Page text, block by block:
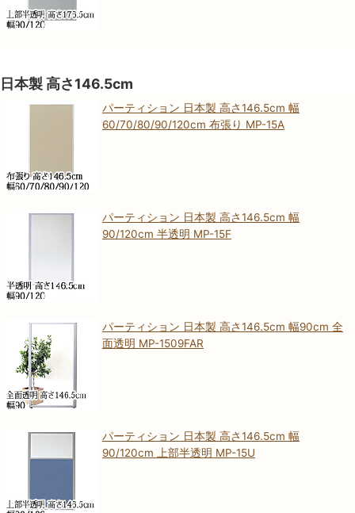
日本製 高さ146.5cm
パーティション 日本製 高さ146.5cm 幅
60/70/80/90/120cm 布張り MP-15A
パーティション 日本製 高さ146.5cm 幅
90/120cm 半透明 MP-15F
パーティション 日本製 高さ146.5cm 幅90cm 全
面透明 MP-1509FAR
パーティション 日本製 高さ146.5cm 幅
90/120cm 上部半透明 MP-15U